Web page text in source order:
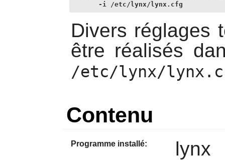
    -i /etc/lynx/lynx.cfg
Divers réglages
être réalisés
/etc/lynx/
Contenu
Programme installé: lynx